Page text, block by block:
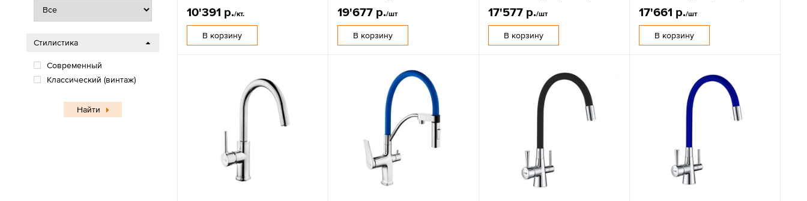
10'391 р./кт.
В корзину
19'677 р./шт
В корзину
17'577 р./шт
В корзину
17'661 р./шт
В корзину
Стилистика
Современный
Классический (винтаж)
Найти